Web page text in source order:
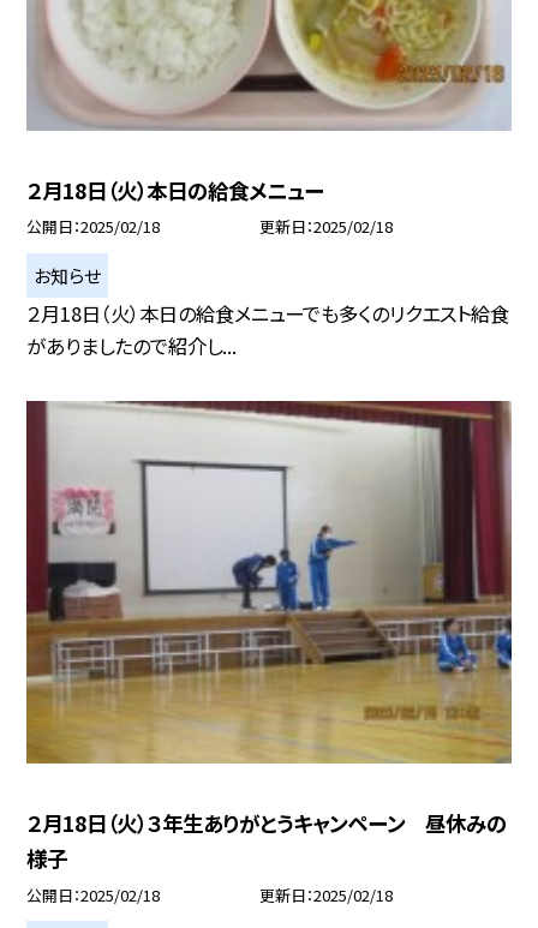
２月18日（火）本日の給食メニュー
公開日 2025/02/18 更新日 2025/02/18
お知らせ
２月18日（火）本日の給食メニューでも多くのリクエスト給食
がありましたので紹介し...
２月18日（火）３年生ありがとうキャンペーン 昼休みの
様子
公開日 2025/02/18 更新日 2025/02/18